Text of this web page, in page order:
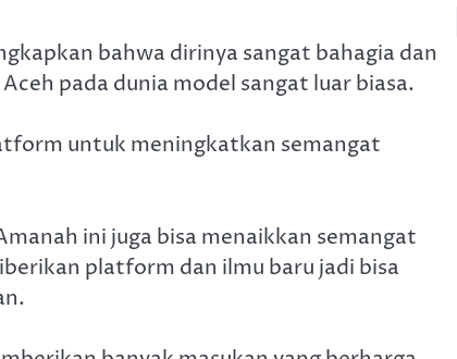
bahwa dirinya sangat bahagia dan
pada dunia model sangat luar biasa.
untuk meningkatkan semangat
ini juga bisa menaikkan semangat
platform dan ilmu baru jadi bisa